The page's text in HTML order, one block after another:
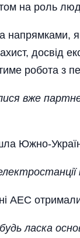
на роль
напрямками,
досвід
робота з
вже
Южно-
АЕС
ласка